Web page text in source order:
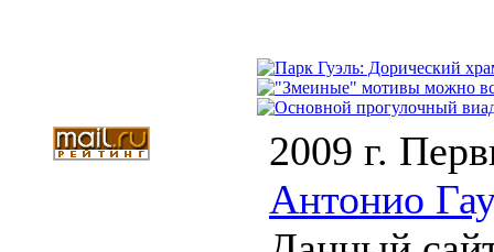
2009 г.
Антонио